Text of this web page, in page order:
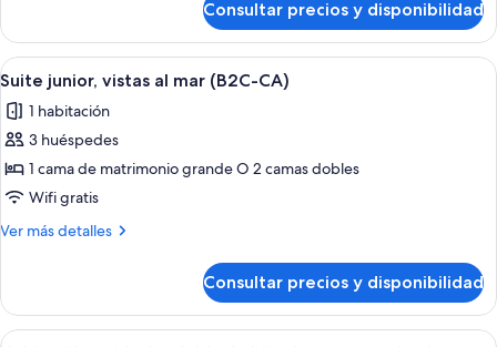
(B2C-
CA)
vistas
al
mar
CA)
Consultar precios y disponibilidad
Abrir
todas
las
fotos
de
Suite
junior,
mar
(B2C-
Una habitación de hotel con cama,
2
Suite junior, vistas al mar (B2C-CA)
1 habitación
3 huéspedes
1 cama de matrimonio grande O 2 camas dobles
Wifi gratis
Ver más detalles
Más
junior,
vistas
Consultar precios y disponibilidad
Abrir
Habitación de hotel con cama,